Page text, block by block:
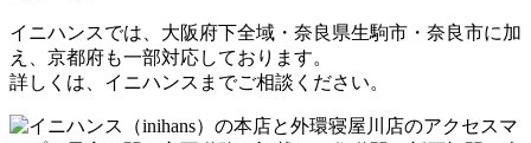
イニハンスでは、大阪府下全域・奈良県生駒市・奈良市に加
え、京都府も一部対応しております。
詳しくは、イニハンスまでご相談ください。